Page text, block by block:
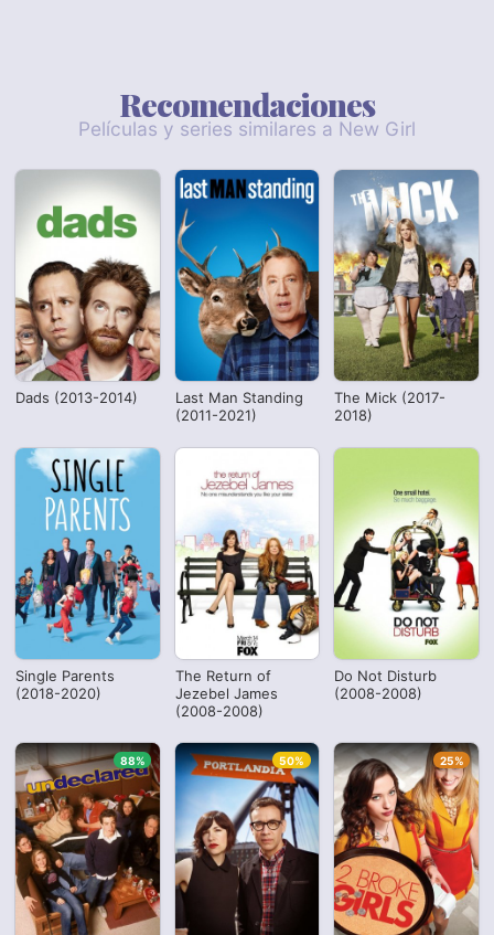
Recomendaciones
Películas y series similares a New Girl
Dads (2013-2014)
Last Man Standing
(2011-2021)
The Mick (2017-
2018)
Single Parents
(2018-2020)
The Return of
Jezebel James
(2008-2008)
Do Not Disturb
(2008-2008)
88% 50% 25%